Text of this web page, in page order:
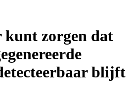
kunt zorgen dat
blijft